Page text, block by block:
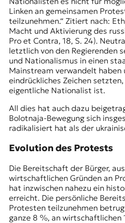
Linken an gemeinsamen
teilzunehmen.“ Zitiert nach:
Macht und Aktivierung des
Pro et Contra, 18, S. 24).
letztlich von den Regierenden
und Nationalismus in einen
Mainstream verwandelt haben
eindrückliches Zeichen
eigentliche Nationalist ist.
All dies hat auch dazu
Bolotnaja-Bewegung sich
radikalisiert hat als der
Evolution des Protests
Die Bereitschaft der Bürger,
wirtschaftlichen Gründen an
hat inzwischen nahezu ein
erreicht. Die persönliche
Protesten teilzunehmen
ganze 8 %, an wirtschaftlichen